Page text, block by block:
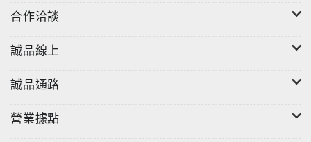
郎兩位皆為前作的原班人馬，由於前作的劇情太過令人
這次會是與有HAPPY ENDING，但過程不免還是會有虐
查報告書》是與《尼爾：自動人形》遊戲於2017年2月
合作洽談
誠品線上
誠品通路
營業據點